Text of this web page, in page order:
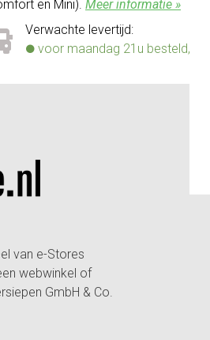
en Mini). Meer informatie »
Verwachte levertijd:
voor maandag 21u besteld,
van e-Stores
webwinkel of
GmbH & Co.